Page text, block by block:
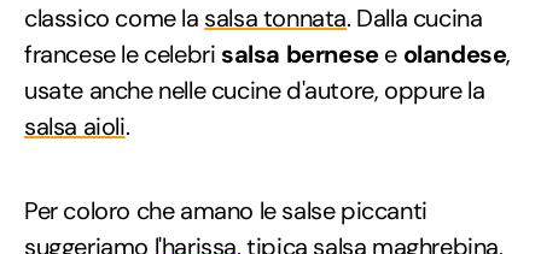
classico come la salsa tonnata. Dalla cucina
francese le celebri salsa bernesee olandese,
usate anche nelle cucine d'autore, oppure la
salsa aioli.
Per coloro che amano le salse piccanti
suggeriamo l'harissa, tipica salsa maghrebina,